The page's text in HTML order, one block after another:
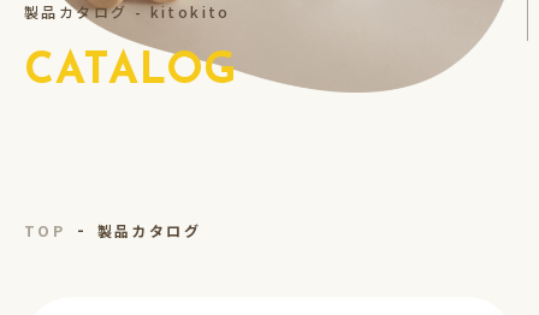
製品カタログ - kitokito
CATALOG
TOP 製品カタログ